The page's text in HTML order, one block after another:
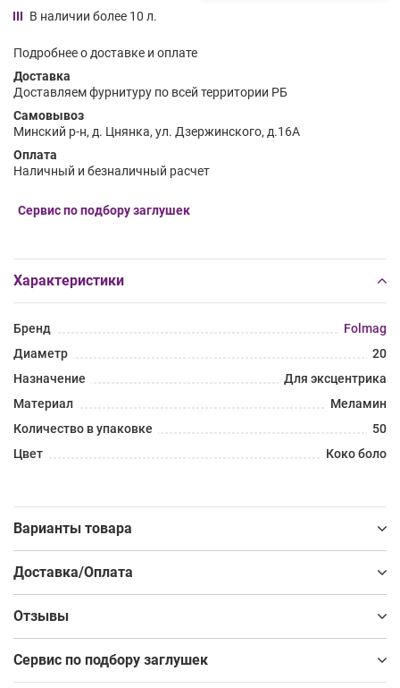
В наличии более 10 л.
Подробнее о доставке и оплате
Доставка
Доставляем фурнитуру по всей территории РБ
Самовывоз
Минский р-н, д. Цнянка, ул. Дзержинского, д.16А
Оплата
Наличный и безналичный расчет
Сервис по подбору заглушек
Характеристики
Бренд
Folmag
Диаметр
20
Назначение
Для эксцентрика
Материал
Меламин
Количество в упаковке
50
Цвет
Коко боло
Варианты товара
Доставка/Оплата
Отзывы
Сервис по подбору заглушек